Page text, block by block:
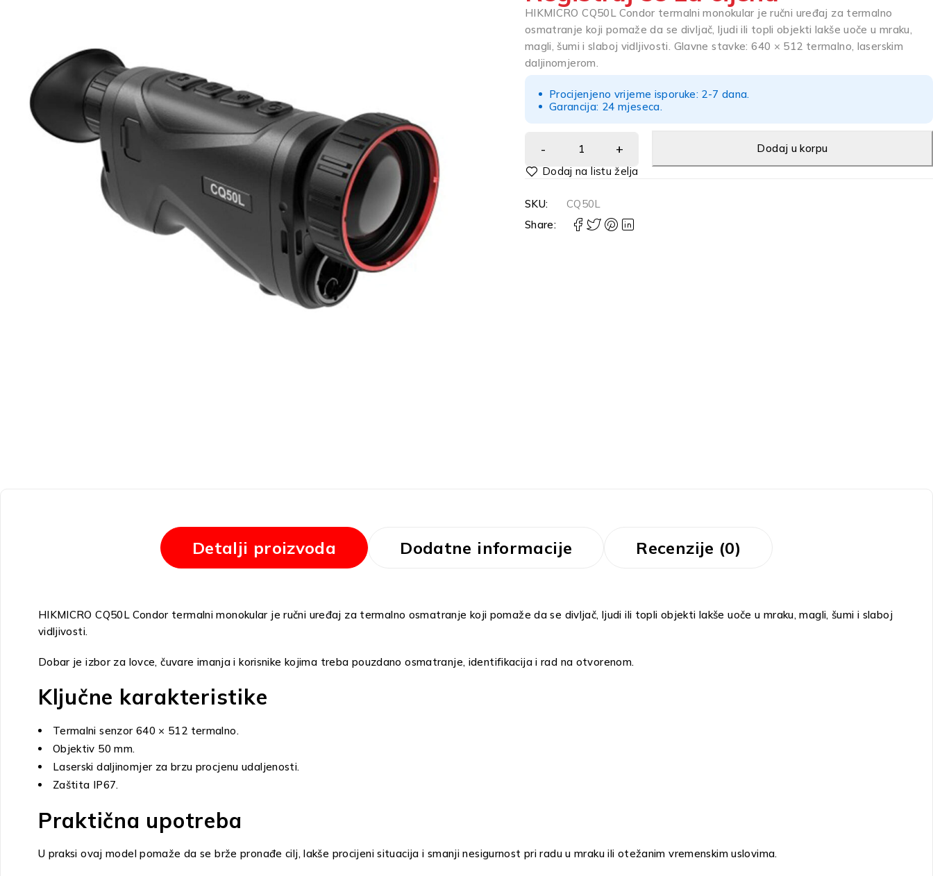
HIKMICRO CQ50L Condor termalni monokular je ručni uređaj za termalno
osmatranje koji pomaže da se divljač, ljudi ili topli objekti lakše uoče u mraku,
magli, šumi i slaboj vidljivosti. Glavne stavke: 640 × 512 termalno, laserskim
daljinomjerom.
Procijenjeno vrijeme isporuke: 2-7 dana.
Garancija: 24 mjeseca.
Dodaj u korpu
Alternative:
SKU:
CQ50L
Share:
Detalji proizvoda Dodatne informacije Recenzije (0)
HIKMICRO CQ50L Condor termalni monokular je ručni uređaj za termalno osmatranje koji pomaže da se divljač, ljudi ili topli objekti lakše uoče u mraku, magli, šumi i slaboj
vidljivosti.
Dobar je izbor za lovce, čuvare imanja i korisnike kojima treba pouzdano osmatranje, identifikacija i rad na otvorenom.
Ključne karakteristike
Termalni senzor 640 × 512 termalno.
Objektiv 50 mm.
Laserski daljinomjer za brzu procjenu udaljenosti.
Zaštita IP67.
Praktična upotreba
U praksi ovaj model pomaže da se brže pronađe cilj, lakše procijeni situacija i smanji nesigurnost pri radu u mraku ili otežanim vremenskim uslovima.